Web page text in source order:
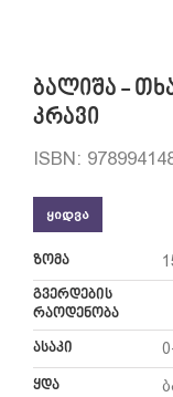
ბალიშა -
კრავი
ISBN:
ᲧᲘᲓᲕᲐ
ზომა
გვერდების
რაოდენობა
ასაკი
ყდა